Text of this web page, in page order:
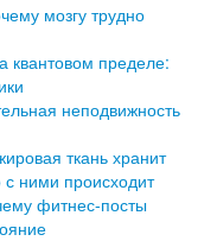
мозгу трудно
квантовом пределе:
неподвижность
ткань хранит
ними происходит
фитнес-посты